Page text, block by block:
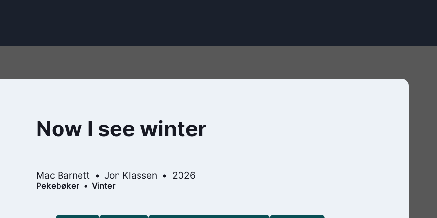
Now I see winter
Mac Barnett Jon Klassen 2026
Pekebøker Vinter